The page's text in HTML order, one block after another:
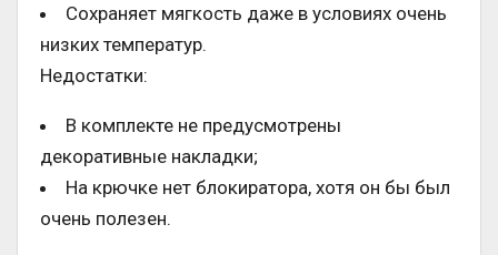
Сохраняет мягкость даже в условиях очень
низких температур.
Недостатки:
В комплекте не предусмотрены
декоративные накладки;
На крючке нет блокиратора, хотя он бы был
очень полезен.